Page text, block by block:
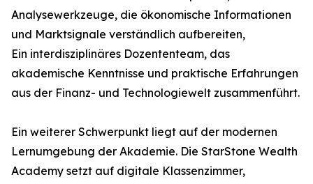
Analysewerkzeuge, die ökonomische Informationen
und Marktsignale verständlich aufbereiten,
Ein interdisziplinäres Dozententeam, das
akademische Kenntnisse und praktische Erfahrungen
aus der Finanz- und Technologiewelt zusammenführt.
Ein weiterer Schwerpunkt liegt auf der modernen
Lernumgebung der Akademie. Die StarStone Wealth
Academy setzt auf digitale Klassenzimmer,